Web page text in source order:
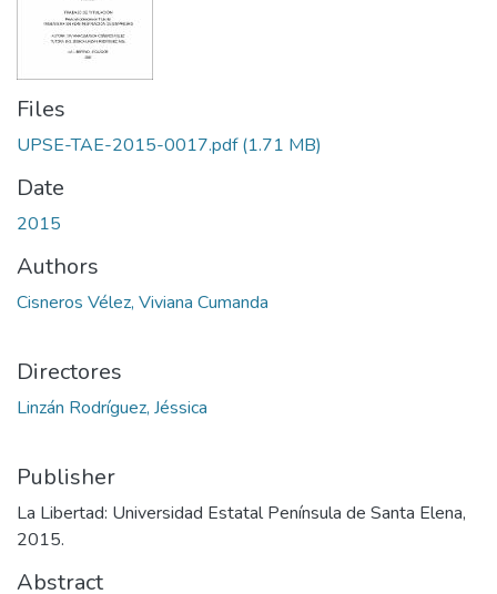
Files
UPSE-TAE-2015-0017.pdf(1.71 MB)
Date
2015
Authors
Cisneros Vélez, Viviana Cumanda
Directores
Linzán Rodríguez, Jéssica
Publisher
La Libertad: Universidad Estatal Península de Santa Elena,
2015.
Abstract